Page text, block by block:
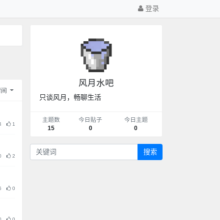
登录
1
2
0
风月水吧
只谈风月，畅聊生活
主题数
15
今日贴子
0
今日主题
0
搜索